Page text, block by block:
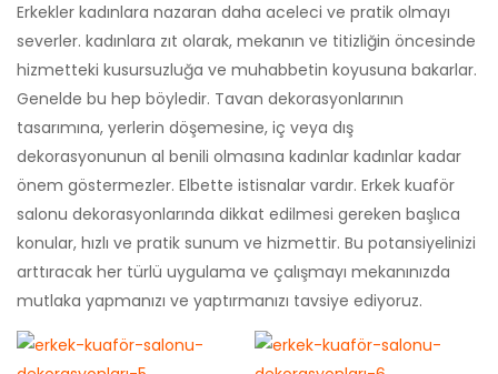
Erkekler kadınlara nazaran daha aceleci ve pratik olmayı
severler. kadınlara zıt olarak, mekanın ve titizliğin öncesinde
hizmetteki kusursuzluğa ve muhabbetin koyusuna bakarlar.
Genelde bu hep böyledir. Tavan dekorasyonlarının
tasarımına, yerlerin döşemesine, iç veya dış
dekorasyonunun al benili olmasına kadınlar kadınlar kadar
önem göstermezler. Elbette istisnalar vardır. Erkek kuaför
salonu dekorasyonlarında dikkat edilmesi gereken başlıca
konular, hızlı ve pratik sunum ve hizmettir. Bu potansiyelinizi
arttıracak her türlü uygulama ve çalışmayı mekanınızda
mutlaka yapmanızı ve yaptırmanızı tavsiye ediyoruz.